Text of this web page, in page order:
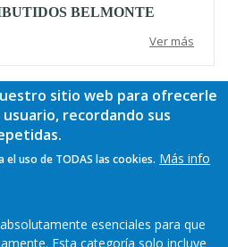
BELMONTE
Ver más
sitio web para ofrecerle
recordando sus
el uso de TODAS las cookies. Más info
esenciales para que
Esta categoría solo incluye